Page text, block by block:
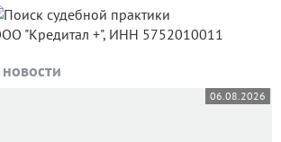
"Кредитал +", ИНН 5752010011
06.08.2026